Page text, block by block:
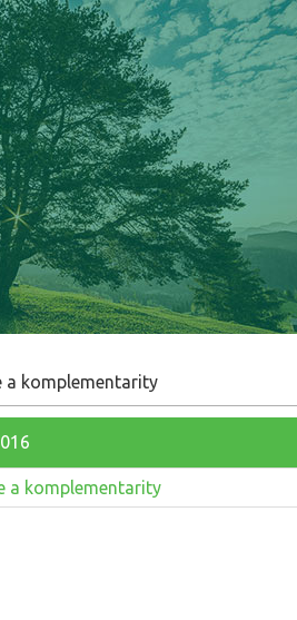
a komplementarity
a komplementarity